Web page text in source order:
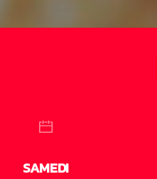
SAMEDI